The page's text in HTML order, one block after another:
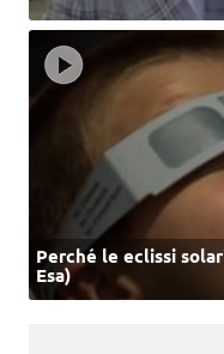
Perché le eclissi
Esa)